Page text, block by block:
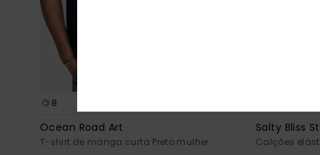
8
Ocean Road Art
T-shirt de manga curta Preto mulher
Salty Bliss
Calções